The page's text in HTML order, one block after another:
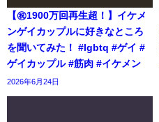
【㊗️1900万回再生超！】イケメ
ンゲイカップルに好きなところ
を聞いてみた！ #lgbtq #ゲイ #
ゲイカップル #筋肉 #イケメン
2026年6月24日